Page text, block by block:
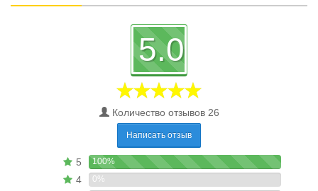
5.0
Количество отзывов 26
Написать отзыв
5 100%
4 0%